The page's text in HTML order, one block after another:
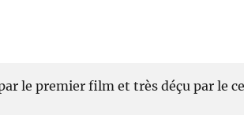
le premier film et très déçu par le